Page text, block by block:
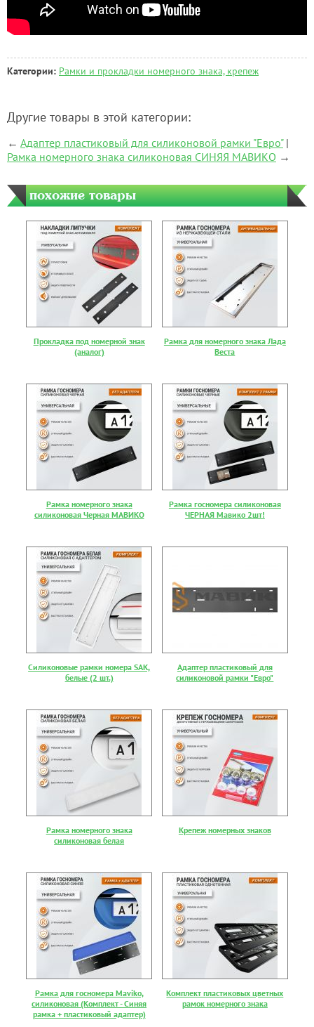
Категории: Рамки и прокладки номерного знака, крепеж
Другие товары в этой категории:
← Адаптер пластиковый для силиконовой рамки "Евро"|
Рамка номерного знака силиконовая СИНЯЯ МАВИКО →
похожие товары
Прокладка под номерной знак
(аналог)
Рамка для номерного знака Лада
Веста
Рамка номерного знака
силиконовая Черная МАВИКО
Рамка госномера силиконовая
ЧЕРНАЯ Мавико 2шт!
Силиконовые рамки номера SAK,
белые (2 шт.)
Адаптер пластиковый для
силиконовой рамки "Евро"
Рамка номерного знака
силиконовая белая
Крепеж номерных знаков
Рамка для госномера Maviko,
силиконовая (Комплект - Синяя
рамка + пластиковый адаптер)
Комплект пластиковых цветных
рамок номерного знака